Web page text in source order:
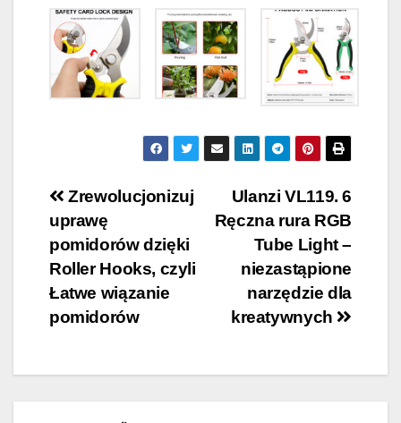
Nawigacja
wpisu
Ulanzi VL119. 6
Ręczna rura RGB
Tube Light –
niezastąpione
narzędzie dla
kreatywnych
Zrewolucjonizuj
uprawę
pomidorów dzięki
Roller Hooks, czyli
Łatwe wiązanie
pomidorów